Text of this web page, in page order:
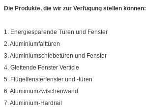
Die Produkte, die wir zur Verfügung stellen können:
1. Energiesparende Türen und Fenster
2. Aluminiumfalttüren
3. Aluminiumschiebetüren und Fenster
4. Gleitende Fenster Verticle
5. Flügelfensterfenster und -türen
6. Aluminiumzwischenwand
7. Aluminium-Hardrail